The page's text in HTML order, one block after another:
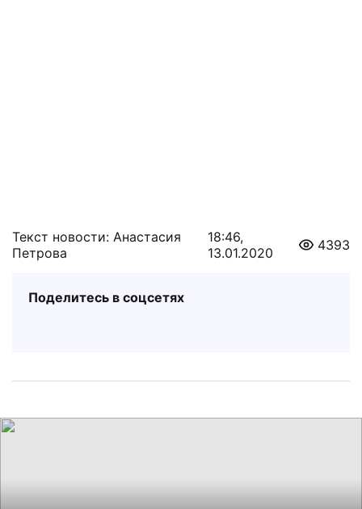
Текст новости: Анастасия
Петрова
18:46,
13.01.2020
4393
Поделитесь в соцсетях